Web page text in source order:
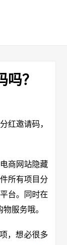
？
红邀请码，
商网站隐藏
所有项目分
台。同时在
服务哦。
，想必很多